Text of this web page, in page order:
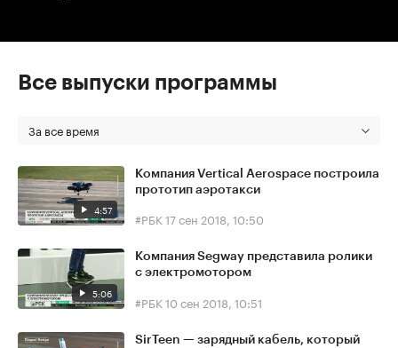
Все выпуски программы
За все время
4:57
Компания Vertical Aerospace построила
прототип аэротакси
#РБК17 сен 2018, 10:50
5:06
Компания Segway представила ролики
с электромотором
#РБК10 сен 2018, 10:51
SirTeen — зарядный кабель, который